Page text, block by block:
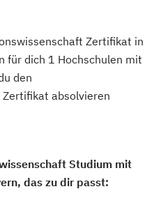
Zertifikat in
für dich 1 Hochschulen mit
den
absolvieren
Studium mit
das zu dir passt: